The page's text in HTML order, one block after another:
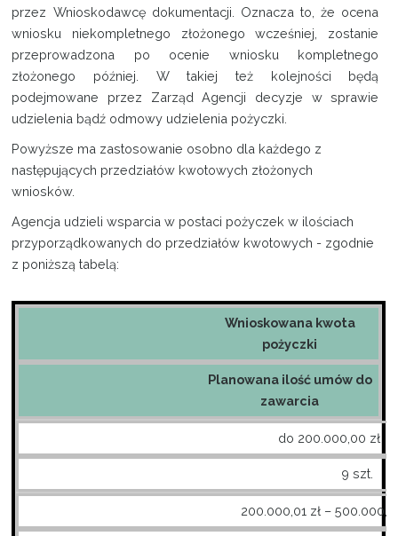
przez Wnioskodawcę dokumentacji. Oznacza to, że ocena
wniosku niekompletnego złożonego wcześniej, zostanie
przeprowadzona po ocenie wniosku kompletnego
złożonego później. W takiej też kolejności będą
podejmowane przez Zarząd Agencji decyzje w sprawie
udzielenia bądź odmowy udzielenia pożyczki.
Powyższe ma zastosowanie osobno dla każdego z
następujących przedziałów kwotowych złożonych
wniosków.
Agencja udzieli wsparcia w postaci pożyczek w ilościach
przyporządkowanych do przedziałów kwotowych - zgodnie
z poniższą tabelą:
Wnioskowana kwota
pożyczki
Planowana ilość umów do
zawarcia
do 200.000,00 zł
9 szt.
200.000,01 zł –